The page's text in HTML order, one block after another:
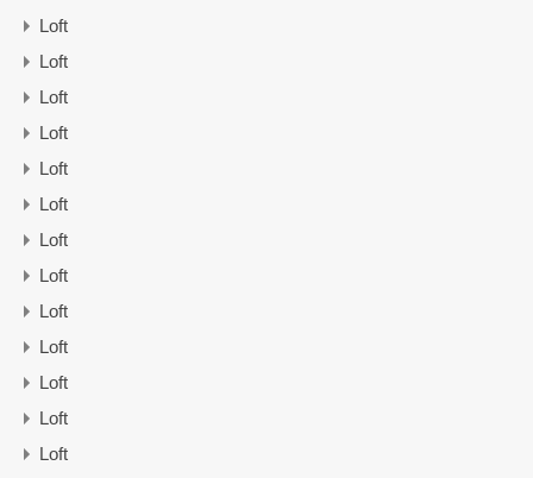
Loft
Loft
Loft
Loft
Loft
Loft
Loft
Loft
Loft
Loft
Loft
Loft
Loft